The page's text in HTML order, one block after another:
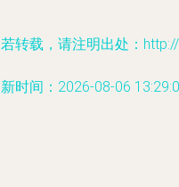
转载，请注明出处：
时间：2026-08-06